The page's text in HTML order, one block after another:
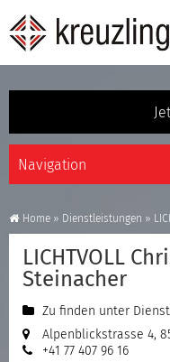
Home » Dienstleistungen »
LICHTVOLL
Steinacher
Zu finden unter
Alpenblickstrasse 4,
+41 77 407 96 16